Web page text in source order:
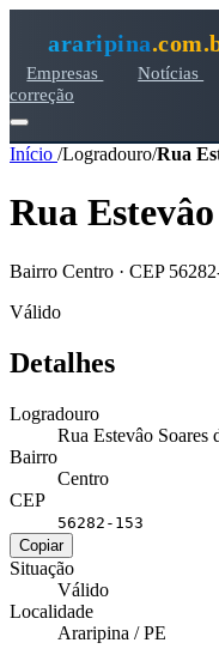
araripina
Empresas Notícias
correção
Início /Logradouro/Rua
Rua
Bairro Centro · CEP
Válido
Detalhes
Logradouro
Rua Estevâo Soares
Bairro
Centro
CEP
56282-153
Copiar
Situação
Válido
Localidade
Araripina / PE